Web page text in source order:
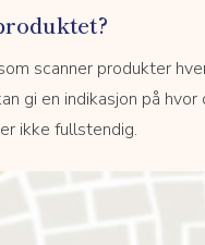
scanner produkter
gi en indikasjon på
ikke fullstendig.